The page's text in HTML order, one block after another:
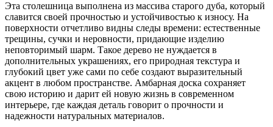
Эта столешница выполнена из массива старого дуба, который
славится своей прочностью и устойчивостью к износу. На
поверхности отчетливо видны следы времени: естественные
трещины, сучки и неровности, придающие изделию
неповторимый шарм. Такое дерево не нуждается в
дополнительных украшениях, его природная текстура и
глубокий цвет уже сами по себе создают выразительный
акцент в любом пространстве. Амбарная доска сохраняет
свою историю и дарит ей новую жизнь в современном
интерьере, где каждая деталь говорит о прочности и
надежности натуральных материалов.